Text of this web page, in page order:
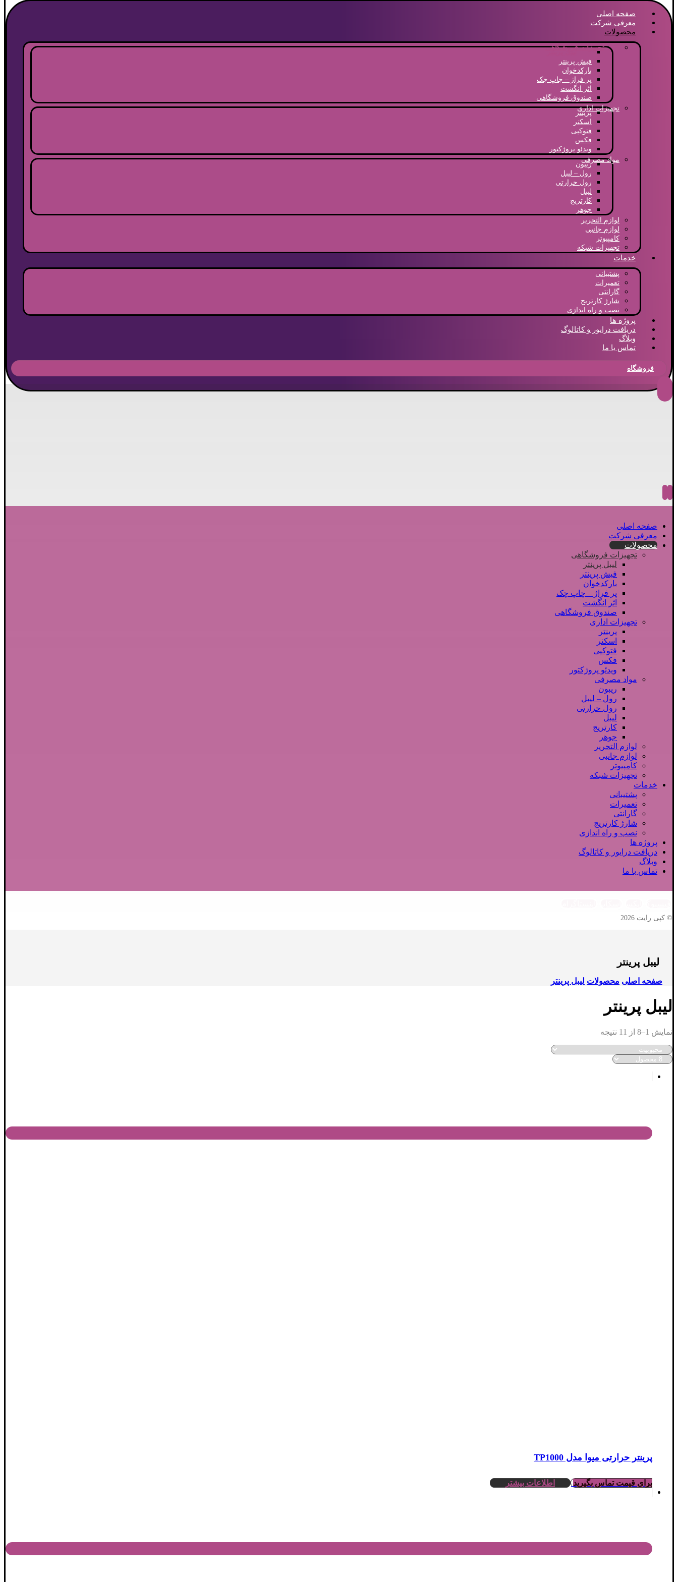
صفحه اصلی
معرفی شرکت
محصولات
تجهیزات فروشگاهی
فیش پرینتر
بارکدخوان
پر فراژ – چاپ چک
اثر انگشت
صندوق فروشگاهی
تجهیزات اداری
پرینتر
اسکنر
فتوکپی
فکس
ویدئو پروژکتور
مواد مصرفی
ریبون
رول – لیبل
رول حرارتی
لیبل
کارتریج
جوهر
لوازم التحریر
لوازم جانبی
کامپیوتر
تجهیزات شبکه
خدمات
پشتیبانی
تعمیرات
گارانتی
شارژ کارتریج
نصب و راه اندازی
پروژه ها
دریافت درایور و کاتالوگ
وبلاگ
تماس با ما
فروشگاه
صفحه اصلی
معرفی شرکت
محصولات
تجهیزات فروشگاهی
لیبل پرینتر
فیش پرینتر
بارکدخوان
پر فراژ – چاپ چک
اثر انگشت
صندوق فروشگاهی
تجهیزات اداری
پرینتر
اسکنر
فتوکپی
فکس
ویدئو پروژکتور
مواد مصرفی
ریبون
رول – لیبل
رول حرارتی
لیبل
کارتریج
جوهر
لوازم التحریر
لوازم جانبی
کامپیوتر
تجهیزات شبکه
خدمات
پشتیبانی
تعمیرات
گارانتی
شارژ کارتریج
نصب و راه اندازی
پروژه ها
دریافت درایور و کاتالوگ
وبلاگ
تماس با ما
© کپی رایت 2026
لیبل پرینتر
صفحه اصلی محصولات لیبل پرینتر
لیبل پرینتر
نمایش 1–8 از 11 نتیجه
پرینتر حرارتی میوا مدل TP1000
برای قیمت تماس بگیرید اطلاعات بیشتر